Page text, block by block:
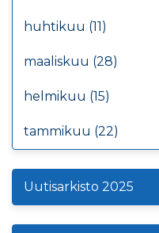
huhtikuu (11)
maaliskuu (28)
helmikuu (15)
tammikuu (22)
Uutisarkisto 2025